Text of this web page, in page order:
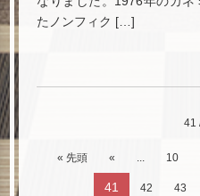
たノンフィク […]
41
« 先頭 « ... 10
41 42 43